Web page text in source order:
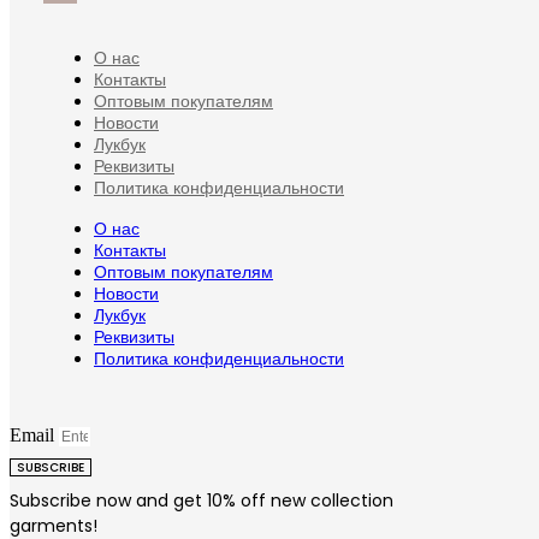
О нас
Контакты
Оптовым покупателям
Новости
Лукбук
Реквизиты
Политика конфиденциальности
О нас
Контакты
Оптовым покупателям
Новости
Лукбук
Реквизиты
Политика конфиденциальности
Email
SUBSCRIBE
Subscribe now and get 10% off new collection
garments!